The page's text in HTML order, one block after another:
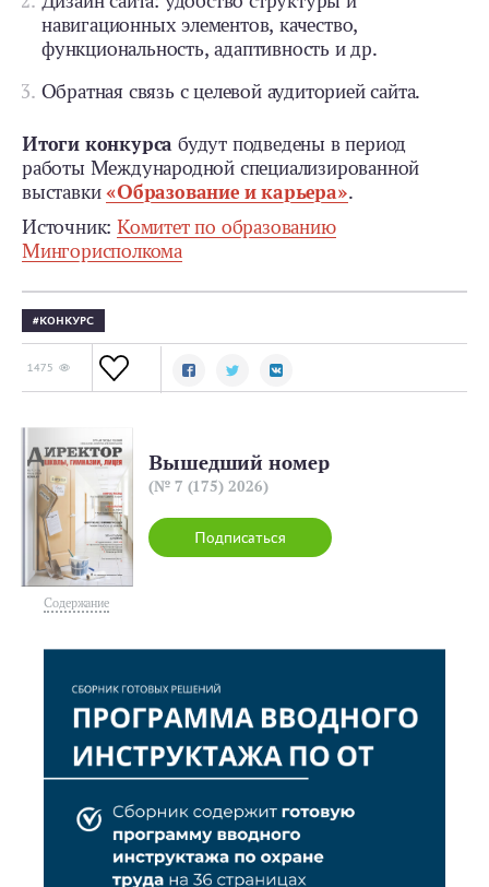
навигационных элементов, качество,
функциональность, адаптивность и др.
Обратная связь с целевой аудиторией сайта.
Итоги конкурса будут подведены в период
работы Международной специализированной
выставки«Образование и карьера».
Источник:Комитет по образованию
Мингорисполкома
КОНКУРС
1475
Содержание
Подписаться
Вышедший номер
(№ 7 (175) 2026)